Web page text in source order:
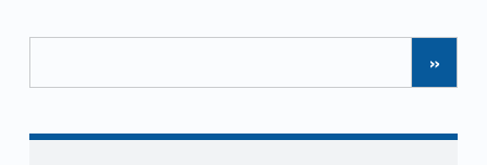
o
o
k
o
n
Posts Navigation
»